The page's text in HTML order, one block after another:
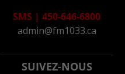
SMS | 450-646-6800
admin@fm1033.ca
SUIVEZ-NOUS